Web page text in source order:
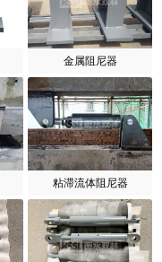
金属阻尼器
粘滞流体阻尼器